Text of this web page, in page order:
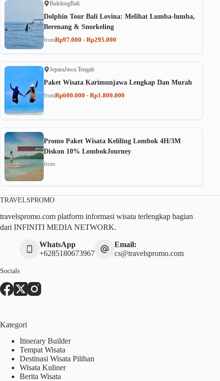
BulelengBali
Dolphin Tour Bali Lovina: Melihat Lumba-lumba,
Berenang & Snorkeling
fromRp97.000 - Rp295.000
JeparaJawa Tengah
Paket Wisata Karimunjawa Lengkap Dan Murah
fromRp600.000 - Rp1.800.000
Promo Paket Wisata Keliling Lombok 4H/3M
Diskon 10% LombokJourney
from
TRAVELSPROMO
travelspromo.com platform informasi wisata terlengkap bagian
dari INFINITI MEDIA NETWORK.
WhatsApp
+6285180673967
Email:
cs@travelspromo.com
Socials
Kategori
Itinerary Builder
Tempat Wisata
Destinasi Wisata Pilihan
Wisata Kuliner
Berita Wisata